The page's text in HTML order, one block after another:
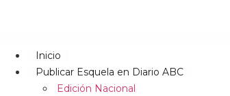
Inicio
Publicar Esquela en Diario ABC
Edición Nacional